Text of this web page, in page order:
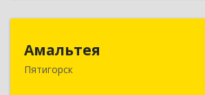
Амальтея
Пятигорск357500, Ставропольский